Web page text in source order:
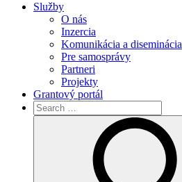
Služby
O nás
Inzercia
Komunikácia a diseminácia
Pre samosprávy
Partneri
Projekty
Grantový portál
Search
for: